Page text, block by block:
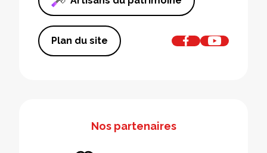
Plan du site
Nos partenaires